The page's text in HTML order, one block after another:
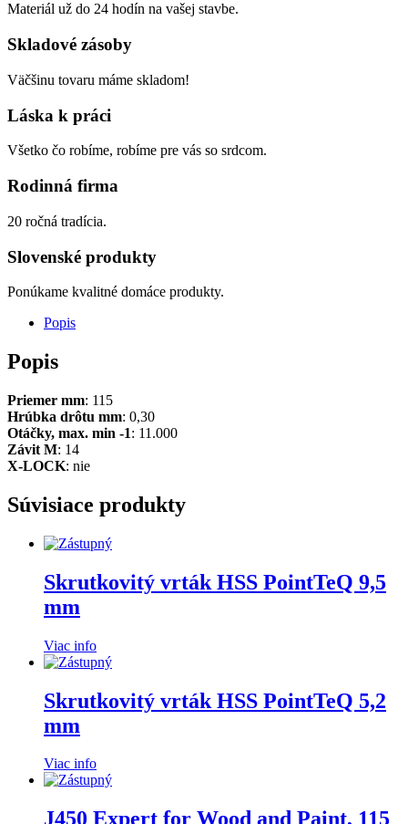
Materiál už do 24 hodín na vašej stavbe.
Skladové zásoby
Väčšinu tovaru máme skladom!
Láska k práci
Všetko čo robíme, robíme pre vás so srdcom.
Rodinná firma
20 ročná tradícia.
Slovenské produkty
Ponúkame kvalitné domáce produkty.
Popis
Popis
Priemer mm: 115
Hrúbka drôtu mm: 0,30
Otáčky, max. min -1: 11.000
Závit M: 14
X-LOCK: nie
Súvisiace produkty
Skrutkovitý vrták HSS PointTeQ 9,5
mm
Viac info
Skrutkovitý vrták HSS PointTeQ 5,2
mm
Viac info
J450 Expert for Wood and Paint, 115